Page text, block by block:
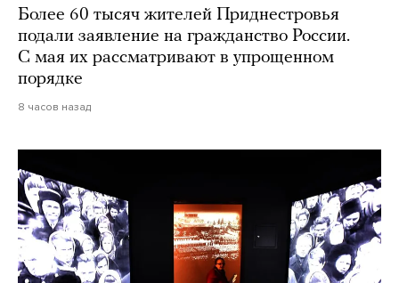
Более 60 тысяч жителей Приднестровья
подали заявление на гражданство России.
С мая их рассматривают в упрощенном
порядке
8 часов назад